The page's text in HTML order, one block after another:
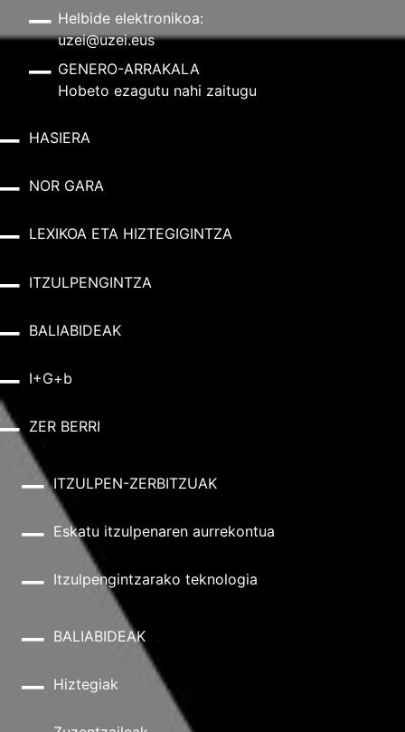
Helbide elektronikoa:
uzei@uzei.eus
GENERO-ARRAKALA
Hobeto ezagutu nahi zaitugu
HASIERA
NOR GARA
LEXIKOA ETA HIZTEGIGINTZA
ITZULPENGINTZA
BALIABIDEAK
I+G+b
ZER BERRI
ITZULPEN-ZERBITZUAK
Eskatu itzulpenaren aurrekontua
Itzulpengintzarako teknologia
BALIABIDEAK
Hiztegiak